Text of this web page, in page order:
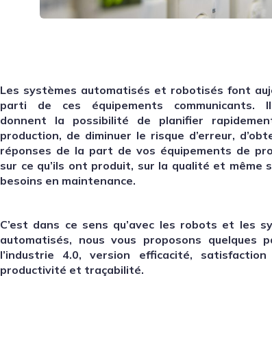
Les systèmes automatisés et robotisés font
parti de ces équipements communicants.
donnent la possibilité de planifier
production, de diminuer le risque d’erreur,
réponses de la part de vos équipements de
sur ce qu’ils ont produit, sur la qualité et même
besoins en maintenance.
C’est dans ce sens qu’avec les robots et les
automatisés, nous vous proposons quelques
l’industrie 4.0, version efficacité, satisfaction
productivité et traçabilité.